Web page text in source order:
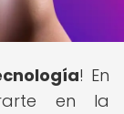
! En
en la